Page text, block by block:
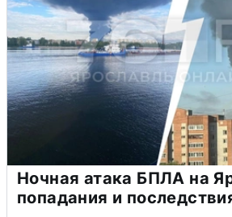
Ночная атака БПЛА на
попадания и